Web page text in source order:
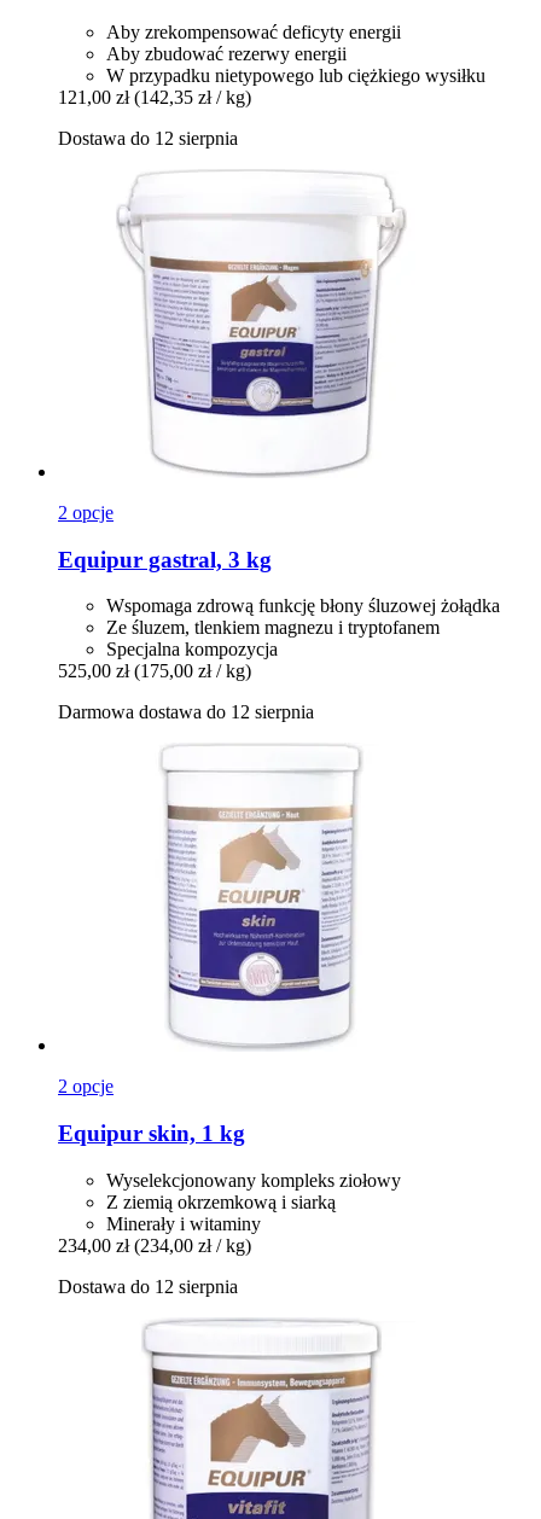
Aby zrekompensować deficyty energii
Aby zbudować rezerwy energii
W przypadku nietypowego lub ciężkiego wysiłku
121,00 zł (142,35 zł / kg)
Dostawa do 12 sierpnia
2 opcje
Equipur gastral, 3 kg
Wspomaga zdrową funkcję błony śluzowej żołądka
Ze śluzem, tlenkiem magnezu i tryptofanem
Specjalna kompozycja
525,00 zł (175,00 zł / kg)
Darmowa dostawa do 12 sierpnia
2 opcje
Equipur skin, 1 kg
Wyselekcjonowany kompleks ziołowy
Z ziemią okrzemkową i siarką
Minerały i witaminy
234,00 zł (234,00 zł / kg)
Dostawa do 12 sierpnia